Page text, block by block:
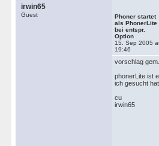
irwin65
Guest
Phoner startet
als PhonerLite
bei entspr.
Option
15. Sep 2005
19:46
vorschlag
phonerLite ist
ich gesucht
cu
irwin65